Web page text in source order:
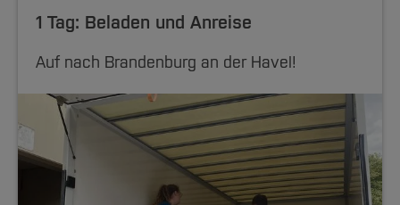
1 Tag: Beladen und Anreise
Auf nach Brandenburg an der Havel!